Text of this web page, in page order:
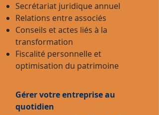
Secrétariat juridique annuel
Relations entre associés
Conseils et actes liés à la
transformation
Fiscalité personnelle et
optimisation du patrimoine
Gérer votre entreprise au
quotidien